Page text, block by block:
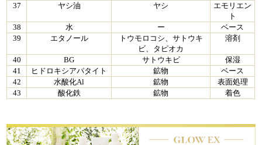
37 ヤシ油 ヤシ
エモリエン
ト
38
水 ー
ベース
39
エタノール
トウモロコシ、サトウキ
ビ、タピオカ
溶剤
40 BG サトウキビ
保湿
41
ヒドロキシアパタイト 鉱物
ベース
42
水酸化Al 鉱物
表面処理
43
酸化鉄 鉱物 着色